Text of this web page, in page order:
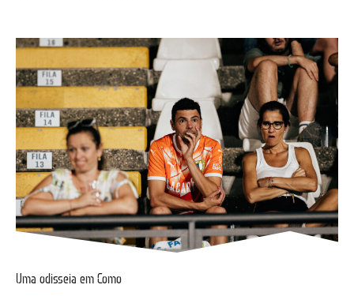
Uma odisseia em Como